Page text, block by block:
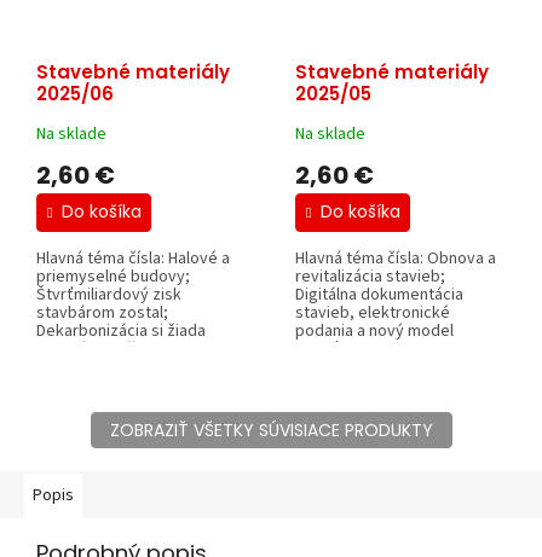
Stavebné materiály
2025/06
Na sklade
2,60 €
Do košíka
Hlavná téma čísla: Halové a
priemyselné budovy;
Štvrťmiliardový zisk
stavbárom zostal;
Dekarbonizácia si žiada
investície; Oživenie...
Stavebné materiály
2025/05
Na sklade
2,60 €
Do košíka
Hlavná téma čísla: Obnova a
revitalizácia stavieb;
Digitálna dokumentácia
stavieb, elektronické
podania a nový model
povoľovania;...
ZOBRAZIŤ VŠETKY SÚVISIACE PRODUKTY
Popis